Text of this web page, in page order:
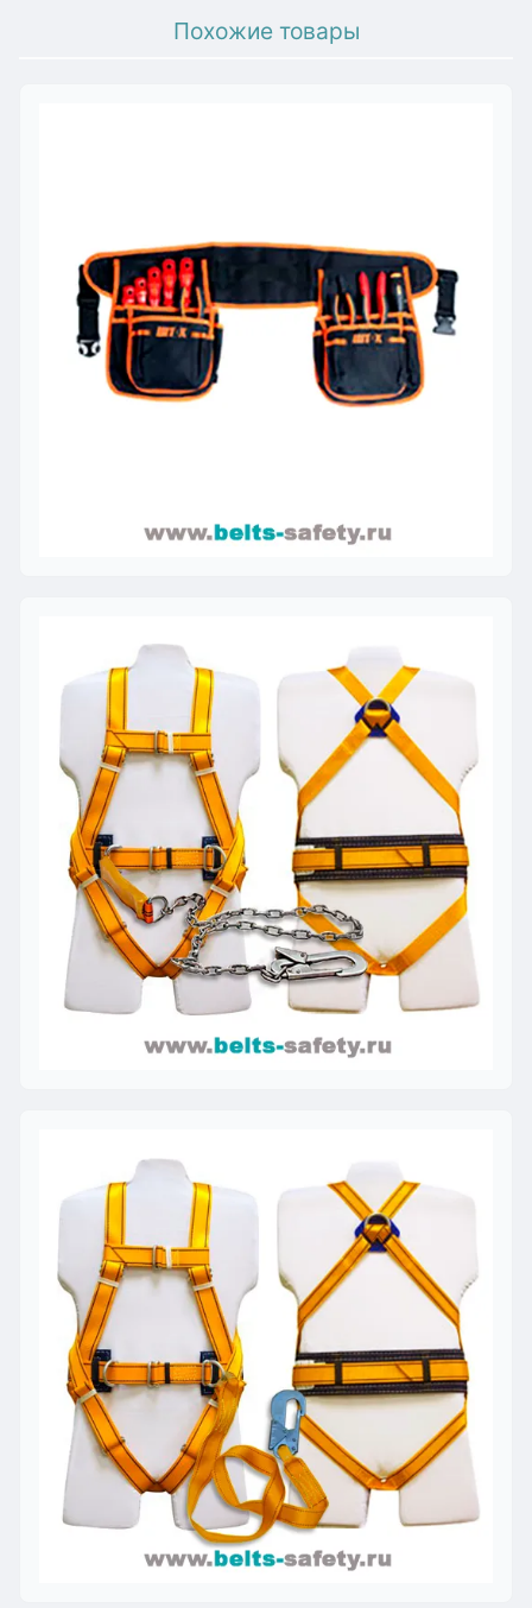
Похожие товары